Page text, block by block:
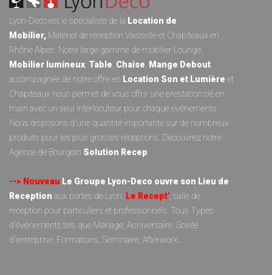
Lyon-Deco est le spécialiste de la Location de
Mobilier, Matériel de réception Vaisselleet Chapiteaux en
Rhône Alpes. Notre large gamme de mobilier Lounge,
Mobilier lumineux, Table, Chaise, Mange Debout
accompagnée de notre offre en Location Son et Lumière et
Chapiteaux nous permet de vous offrir une prestation clé en
main avec un seul interlocuteur pour chaque événements.
Nous disposons d'une quantité importante sur de nombreux
produits pour les plus grosses réceptions. Découvrez notre
Agence de Bourgoin Solution Recep
--> Nouveau Le Groupe Lyon-Deco ouvre son Lieu de
Reception aux portes de Lyon. Le Recept', salle de
reception pour particuliers et professionnels. Tous Types
d'événements tels que Mariage, Anniversaire, Soirée
d'entreprise, Formations, Séminaire, Afterwork..